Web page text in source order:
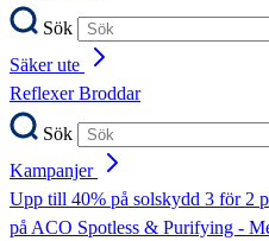
Sök
Säker ute
ReflexerBroddar
Sök
Kampanjer
Upp till 40% på solskydd 3 för 2
på ACO Spotless & Purifying -